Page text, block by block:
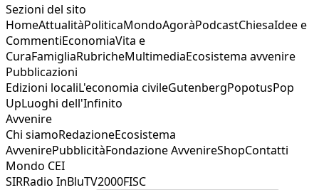
Sezioni del sito
HomeAttualitàPoliticaMondoAgoràPodcastChiesaIdee e
CommentiEconomiaVita e
CuraFamigliaRubricheMultimediaEcosistema avvenire
Pubblicazioni
Edizioni localiL'economia civileGutenbergPopotusPop
UpLuoghi dell'Infinito
Avvenire
Chi siamoRedazioneEcosistema
AvvenirePubblicitàFondazione AvvenireShopContatti
Mondo CEI
SIRRadio InBluTV2000FISC